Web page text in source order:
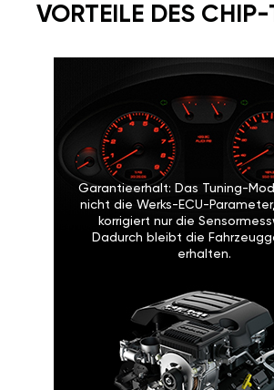
VORTEILE DES
Garantieerhalt: Das Tuning-
nicht die Werks-ECU-
korrigiert nur die
Dadurch bleibt die
erhalten.